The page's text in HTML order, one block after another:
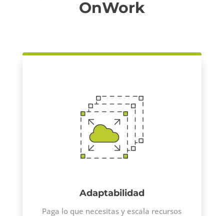
OnWork
Adaptabilidad
Paga lo que necesitas y escala recursos